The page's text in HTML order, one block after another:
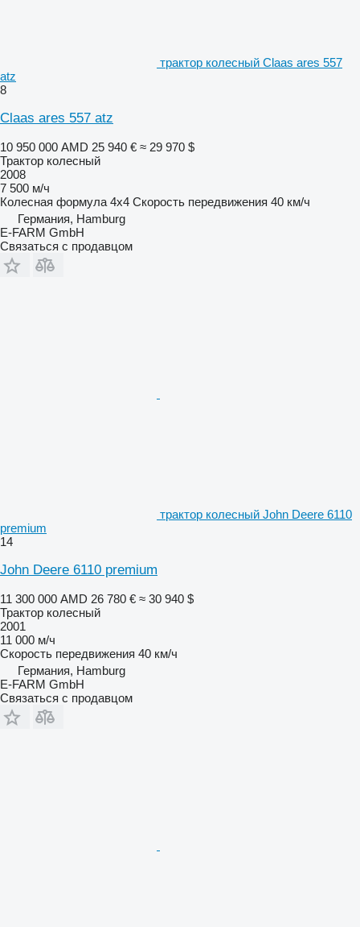
трактор колесный Claas ares 557
atz
8
Claas ares 557 atz
10 950 000 AMD 25 940 € ≈ 29 970 $
Трактор колесный
2008
7 500 м/ч
Колесная формула 4x4 Скорость передвижения 40 км/ч
Германия, Hamburg
E-FARM GmbH
Связаться с продавцом
трактор колесный John Deere 6110
premium
14
John Deere 6110 premium
11 300 000 AMD 26 780 € ≈ 30 940 $
Трактор колесный
2001
11 000 м/ч
Скорость передвижения 40 км/ч
Германия, Hamburg
E-FARM GmbH
Связаться с продавцом